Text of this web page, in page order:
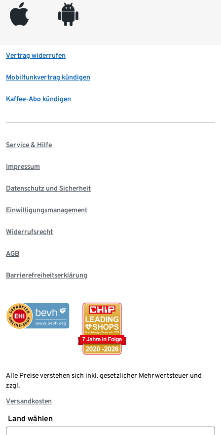
appleinc android
Vertrag widerrufen
Mobilfunkvertrag kündigen
Kaffee-Abo kündigen
Service & Hilfe
Impressum
Datenschutz und Sicherheit
Einwilligungsmanagement
Widerrufsrecht
AGB
Barrierefreiheitserklärung
Alle Preise verstehen sich inkl. gesetzlicher Mehrwertsteuer und
zzgl.
Versandkosten
Land wählen